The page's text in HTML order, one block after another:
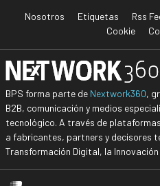
Nosotros Etiquetas Rss
Cookie
BPS forma parte de Nextwork360,
B2B, comunicación y medios
tecnológico. A través de
a fabricantes, partners y decisores
Transformación Digital, la